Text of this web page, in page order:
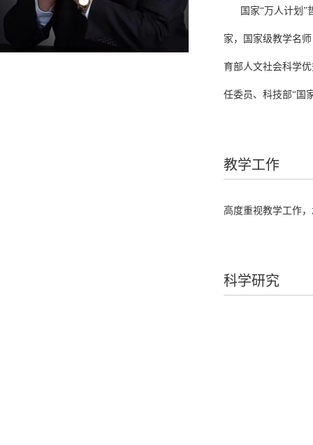
国家“万人计划
家，国家级教学名
育部人文社会科学
任委员、科技部“国
教学工作
高度重视教学工作
科学研究